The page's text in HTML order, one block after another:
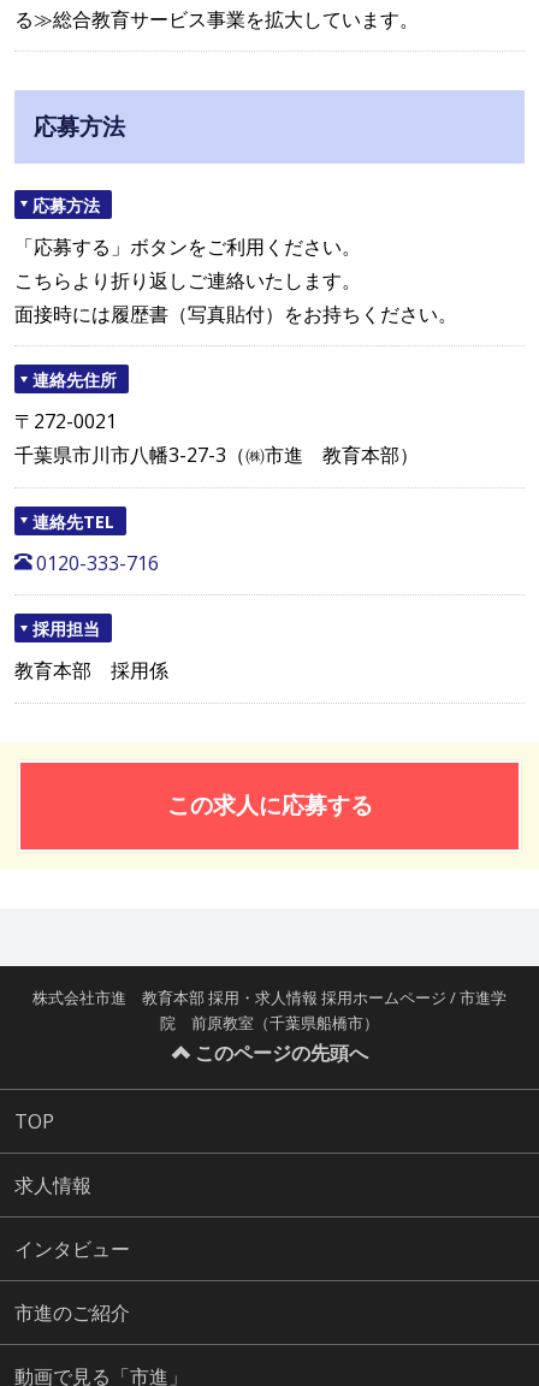
る≫総合教育サービス事業を拡大しています。
応募方法
応募方法
「応募する」ボタンをご利用ください。
こちらより折り返しご連絡いたします。
面接時には履歴書（写真貼付）をお持ちください。
連絡先住所
〒272-0021
千葉県市川市八幡3-27-3（㈱市進 教育本部）
連絡先TEL
0120-333-716
採用担当
教育本部 採用係
この求人に応募する
株式会社市進 教育本部 採用・求人情報 採用ホームページ / 市進学
院 前原教室（千葉県船橋市）
このページの先頭へ
TOP
求人情報
インタビュー
市進のご紹介
動画で見る「市進」